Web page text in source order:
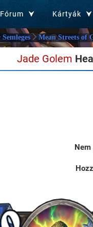
Fórum Kártyák
Semleges Mean Streets of
Jade Golem